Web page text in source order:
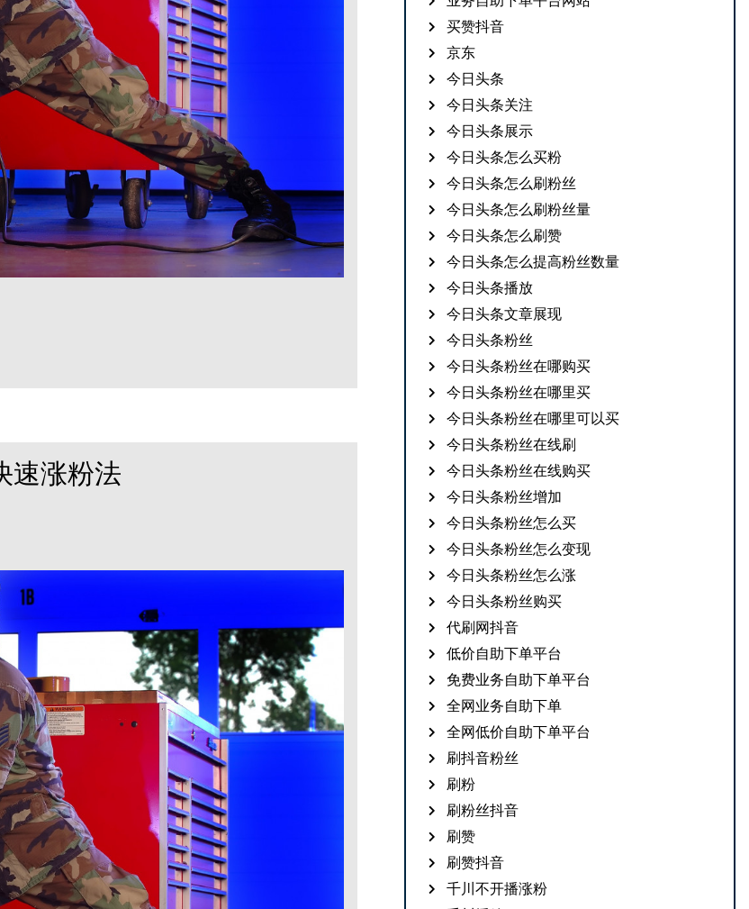
速涨粉法
买赞抖音
京东
今日头条
今日头条关注
今日头条展示
今日头条怎么买粉
今日头条怎么刷粉丝
今日头条怎么刷粉丝量
今日头条怎么刷赞
今日头条怎么提高粉丝数量
今日头条播放
今日头条文章展现
今日头条粉丝
今日头条粉丝在哪购买
今日头条粉丝在哪里买
今日头条粉丝在哪里可以买
今日头条粉丝在线刷
今日头条粉丝在线购买
今日头条粉丝增加
今日头条粉丝怎么买
今日头条粉丝怎么变现
今日头条粉丝怎么涨
今日头条粉丝购买
代刷网抖音
低价自助下单平台
免费业务自助下单平台
全网业务自助下单
全网低价自助下单平台
刷抖音粉丝
刷粉
刷粉丝抖音
刷赞
刷赞抖音
千川不开播涨粉